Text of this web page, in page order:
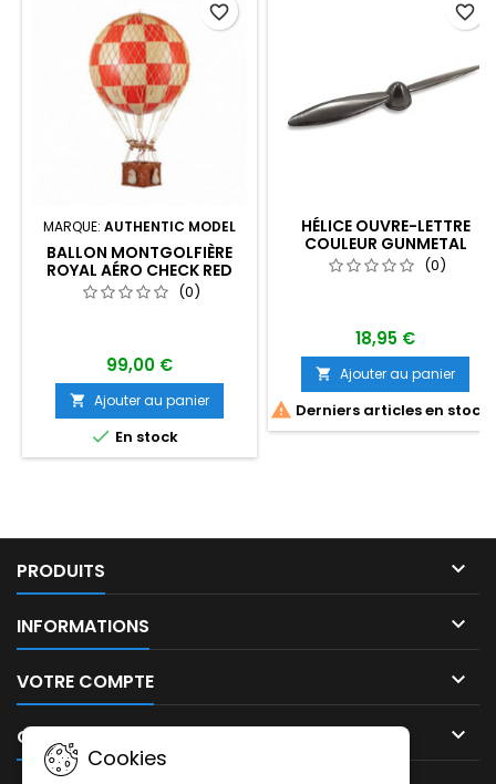
MARQUE: AUTHENTIC MODEL
BALLON MONTGOLFIÈRE
ROYAL AÉRO CHECK RED
(0)
99,00 €
 Ajouter au panier
 En stock
favorite_border
HÉLICE OUVRE-LETTRE
COULEUR GUNMETAL
(0)
18,95 €
 Ajouter au panier
 Derniers articles en stock
favorite_border
PRODUITS 
INFORMATIONS 
VOTRE COMPTE 
CONTACT 
Cookies